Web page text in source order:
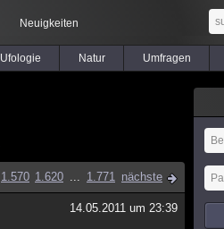
Neuigkeiten
Ufologie Natur Umfragen
1.570 1.620 ... 1.771 nächste
14.05.2011 um 23:39